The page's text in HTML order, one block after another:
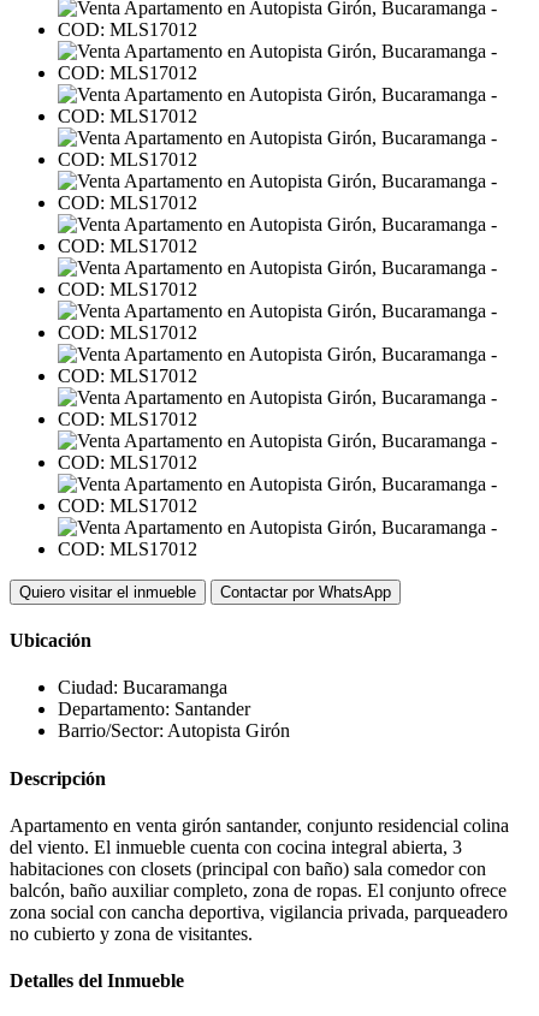
Quiero visitar el inmueble Contactar por WhatsApp
Ubicación
Ciudad: Bucaramanga
Departamento: Santander
Barrio/Sector: Autopista Girón
Descripción
Apartamento en venta girón santander, conjunto residencial colina
del viento. El inmueble cuenta con cocina integral abierta, 3
habitaciones con closets (principal con baño) sala comedor con
balcón, baño auxiliar completo, zona de ropas. El conjunto ofrece
zona social con cancha deportiva, vigilancia privada, parqueadero
no cubierto y zona de visitantes.
Detalles del Inmueble